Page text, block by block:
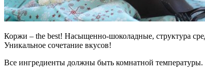
Коржи – the best! Насыщенно-шоколадные, структура
Уникальное сочетание вкусов!
Все ингредиенты должны быть комнатной